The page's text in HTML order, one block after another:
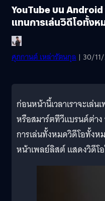
YouTube บน
แทนการเล่นวิดีโอทั้งห
ศุภกานต์ เหล่ารัตนกุล | 30/
ก่อนหน้านี้เวลาเราจะเล่
หรือสมาร์ตทีวีแบรนด์ต่าง
การเล่นทั้งหมดวิดีโอทั้ง
หน้าเพลย์ลิสต์ แสดงวิดีโ